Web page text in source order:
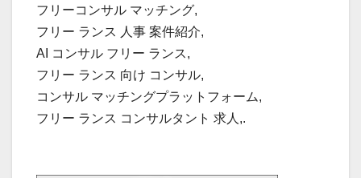
フリーコンサル マッチング,
フリー ランス 人事 案件紹介,
AI コンサル フリー ランス,
フリー ランス 向け コンサル,
コンサル マッチングプラットフォーム,
フリー ランス コンサルタント 求人,.